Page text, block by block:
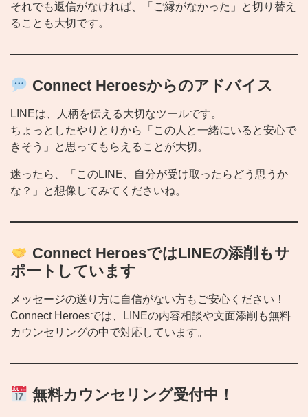
それでも返信がなければ、「ご縁がなかった」と切り替え
ることも大切です。
Connect Heroesからのアドバイス
LINEは、人柄を伝える大切なツールです。
ちょっとしたやりとりから「この人と一緒にいると安心で
きそう」と思ってもらえることが大切。
迷ったら、「このLINE、自分が受け取ったらどう思うか
な？」と想像してみてくださいね。
Connect HeroesではLINEの添削もサ
ポートしています
メッセージの送り方に自信がない方もご安心ください！
Connect Heroesでは、LINEの内容相談や文面添削も無料
カウンセリングの中で対応しています。
無料カウンセリング受付中！